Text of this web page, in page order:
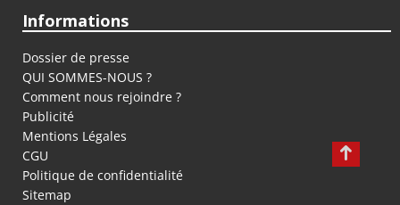
Informations
Dossier de presse
QUI SOMMES-NOUS ?
Comment nous rejoindre ?
Publicité
Mentions Légales
CGU
Politique de confidentialité
Sitemap